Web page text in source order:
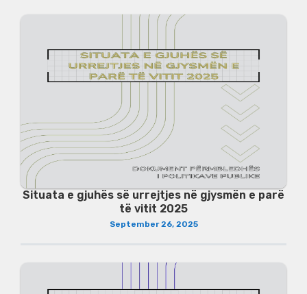
Situata e gjuhës së urrejtjes në gjysmën e parë
të vitit 2025
September 26, 2025